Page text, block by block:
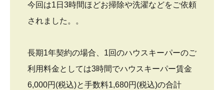
今回は1日3時間ほどお掃除や洗濯などをご依頼
されました。。
長期1年契約の場合、1回のハウスキーパーのご
利用料金としては3時間でハウスキーパー賃金
6,000円(税込)と手数料1,680円(税込)の合計